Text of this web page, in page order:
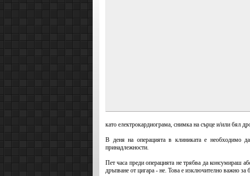
като електрокардиограма, снимка на сърце и/или бял
В деня на операцията в клиниката е необходимо
принадлежности.
Пет часа преди операцията не трябва да консумираш
дръпване от цигара - не. Това е изключително важно за